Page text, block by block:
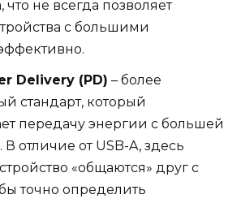
что не всегда позволяет
с большими
Delivery (PD) – более
стандарт, который
передачу энергии с большей
отличие от USB-A, здесь
«общаются» друг с
точно определить